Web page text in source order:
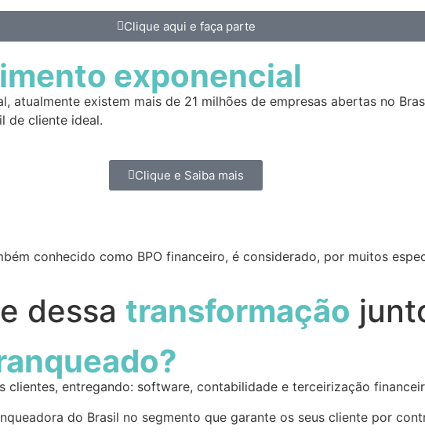
Clique aqui e faça parte
exponencial
atualmente existem mais de 21 milhões de empresas abertas no
de cliente ideal.
Clique e Saiba mais
conhecido como BPO financeiro, é considerado, por muitos
dessa transformação
entregando: software, contabilidade e terceirização
do Brasil no segmento que garante os seus cliente por